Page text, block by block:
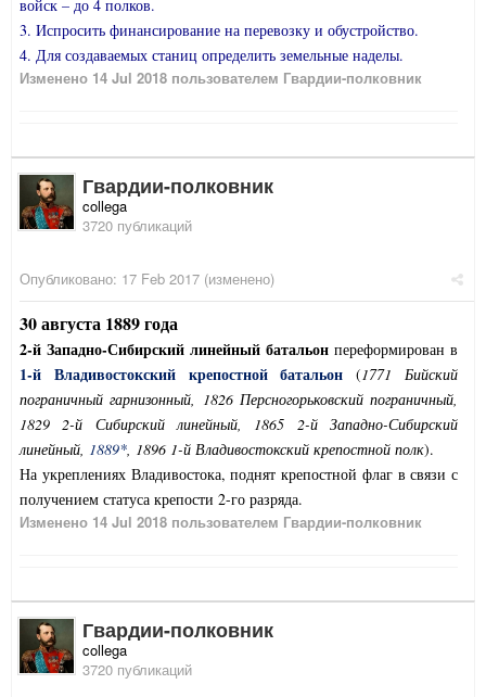
войск – до 4 полков.
3. Испросить финансирование на перевозку и обустройство.
4. Для создаваемых станиц определить земельные наделы.
Изменено 14 Jul 2018 пользователем Гвардии-полковник
Гвардии-полковник
collega
3720 публикаций
Опубликовано: 17 Feb 2017 (изменено)
30 августа 1889 года
2-й Западно-Сибирский линейный батальон переформирован в
1-й Владивостокский крепостной батальон(1771 Бийский
пограничный гарнизонный, 1826 Персногорьковский пограничный,
1829 2-й Сибирский линейный, 1865 2-й Западно-Сибирский
линейный, 1889*, 1896 1-й Владивостокский крепостной полк).
На укреплениях Владивостока, поднят крепостной флаг в связи с
получением статуса крепости 2-го разряда.
Изменено 14 Jul 2018 пользователем Гвардии-полковник
Гвардии-полковник
collega
3720 публикаций